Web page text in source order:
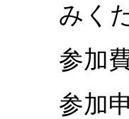
みく
参加
参加